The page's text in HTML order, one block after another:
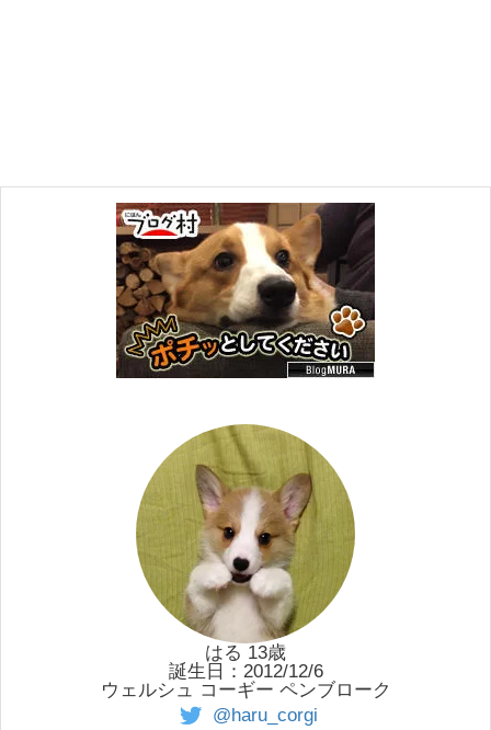
はる 13歳
誕生日：2012/12/6
ウェルシュ コーギー ペンブローク
@haru_corgi